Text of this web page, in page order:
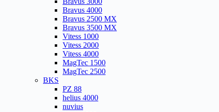
Bravus 4000
Bravus 2500 MX
Bravus 3500 MX
Vitess 1000
Vitess 2000
Vitess 4000
MagTec 1500
MagTec 2500
BKS
PZ 88
helius 4000
nuvius